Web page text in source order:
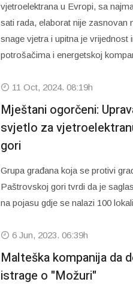
vjetroelektrana u Evropi, sa
sati rada, elaborat nije zasnovan
snage vjetra i upitna je vrijednost
potrošačima i energetskoj
11 Oct, 2024. 08:19h
Mještani ogorčeni:
svjetlo za
gori
Grupa građana koja se protivi
Paštrovskoj gori tvrdi da je
na pojasu gdje se nalazi 100
6 Jun, 2023. 06:39h
Malteška kompanija da
istrage o "Možuri"